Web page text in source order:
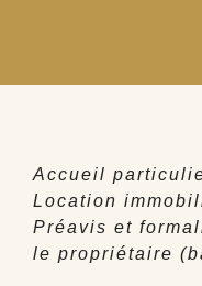
Accueil
Location
Préavis et
le propriétaire